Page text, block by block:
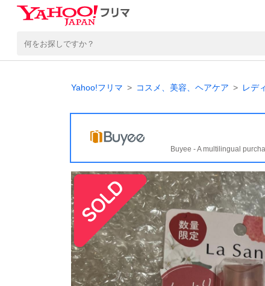
Yahoo!フリマ コスメ、美容、ヘアケア レデ
Buyee - A multilingual